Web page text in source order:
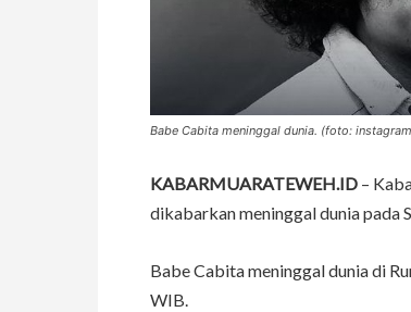
Babe Cabita meninggal dunia. (foto:
KABARMUARATEWEH.ID –
dikabarkan meninggal dunia pada
Babe Cabita meninggal dunia di
WIB.